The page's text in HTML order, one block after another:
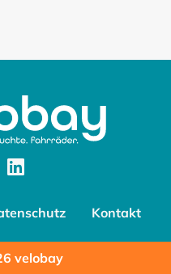
Instagram
Kontakt
velobay